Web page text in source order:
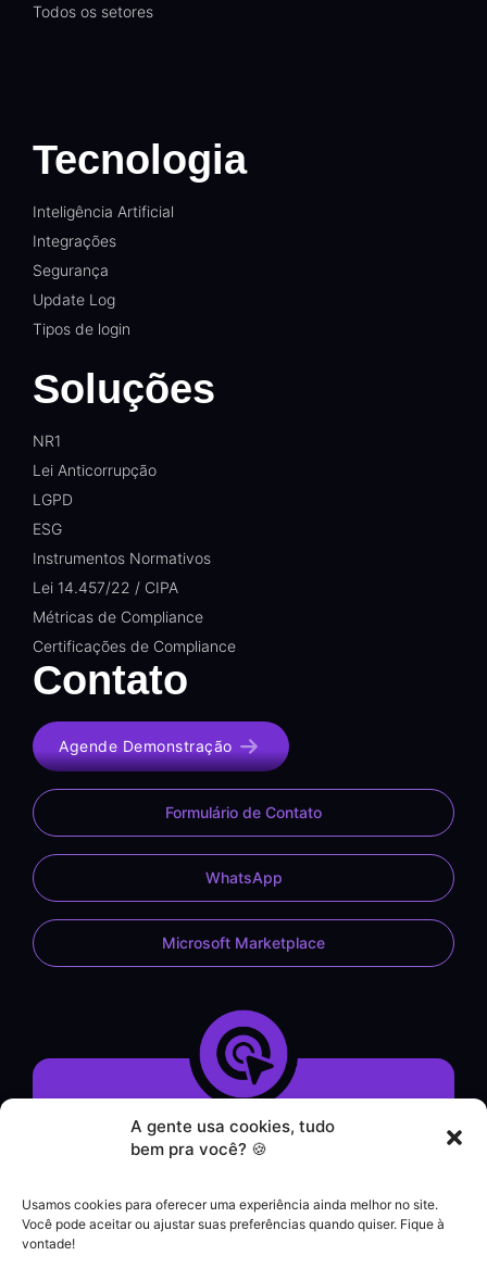
A gente usa cookies, tudo
bem pra você? 🍪
Usamos cookies para oferecer uma experiência ainda melhor no site.
Você pode aceitar ou ajustar suas preferências quando quiser. Fique à
vontade!
Todos os setores
Tecnologia
Inteligência Artificial
Integrações
Segurança
Update Log
Tipos de login
Soluções
NR1
Lei Anticorrupção
LGPD
ESG
Instrumentos Normativos
Lei 14.457/22 / CIPA
Métricas de Compliance
Certificações de Compliance
Contato
Agende Demonstração
Formulário de Contato
WhatsApp
Microsoft Marketplace
Demonstração do Sistema
Formulário de Contato
Helpdesk
|